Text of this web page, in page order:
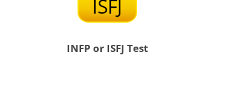
INFP or ISFJ Test